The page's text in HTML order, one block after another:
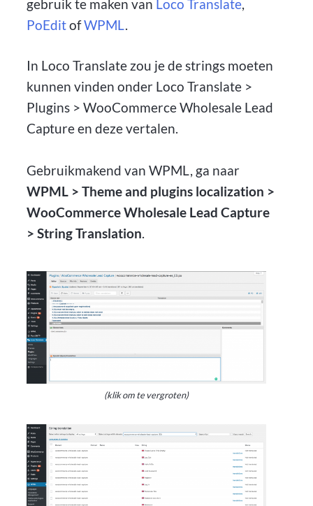
gebruik te maken van Loco Translate,
PoEditofWPML.
In Loco Translate zou je de strings moeten
kunnen vinden onder Loco Translate >
Plugins > WooCommerce Wholesale Lead
Capture en deze vertalen.
Gebruikmakend van WPML, ga naar
WPML > Theme and plugins localization >
WooCommerce Wholesale Lead Capture
> String Translation.
(klik om te vergroten)